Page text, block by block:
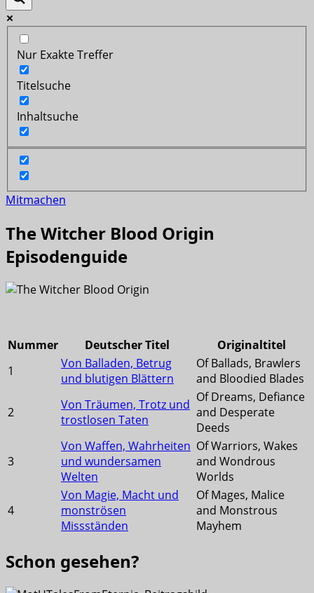
Nur Exakte Treffer
Titelsuche
Inhaltsuche
Mitmachen
The Witcher Blood Origin
Episodenguide
Nummer Deutscher Titel
Originaltitel
1
Von Balladen, Betrug
und blutigen Blättern
Of Ballads, Brawlers
and Bloodied Blades
2
Von Träumen, Trotz und
trostlosen Taten
Of Dreams, Defiance
and Desperate
Deeds
3
Von Waffen, Wahrheiten
und wundersamen
Welten
Of Warriors, Wakes
and Wondrous
Worlds
4
Von Magie, Macht und
monströsen
Missständen
Of Mages, Malice
and Monstrous
Mayhem
Schon gesehen?